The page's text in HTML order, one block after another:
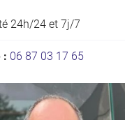
24h/24 et 7j/7
: 06 87 03 17 65